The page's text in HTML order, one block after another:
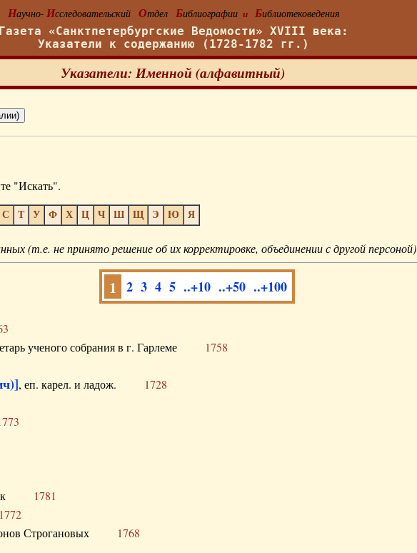
Научно- Исследовательский Отдел Библиографии и Библиотековедения
Газета «Санктпетербургские Ведомости» XVIII века:
Указатели к содержанию (1728-1782 гг.)
Указатели: Именной (алфавитный)
"Искать".
С Т У Ф Х Ц Ч Ш Щ Э Ю Я
(т.е. не принято решение об их корректировке, объединении с другой персоной)
1 2 3 4 5 ..+10 ..+50 ..+100
ученого собрания в г. Гарлеме 1758
, еп. карел. и ладож. 1728
1781
1772
Строгановых 1768